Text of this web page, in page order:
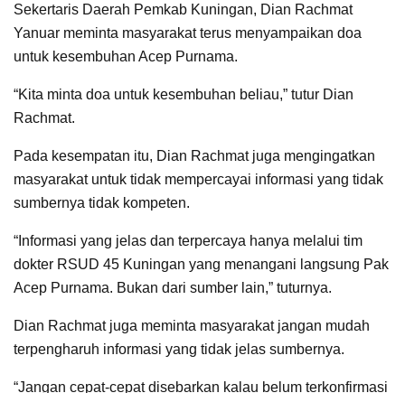
Sekertaris Daerah Pemkab Kuningan, Dian Rachmat
Yanuar meminta masyarakat terus menyampaikan doa
untuk kesembuhan Acep Purnama.
“Kita minta doa untuk kesembuhan beliau,” tutur Dian
Rachmat.
Pada kesempatan itu, Dian Rachmat juga mengingatkan
masyarakat untuk tidak mempercayai informasi yang tidak
sumbernya tidak kompeten.
“Informasi yang jelas dan terpercaya hanya melalui tim
dokter RSUD 45 Kuningan yang menangani langsung Pak
Acep Purnama. Bukan dari sumber lain,” tuturnya.
Dian Rachmat juga meminta masyarakat jangan mudah
terpengharuh informasi yang tidak jelas sumbernya.
“Jangan cepat-cepat disebarkan kalau belum terkonfirmasi